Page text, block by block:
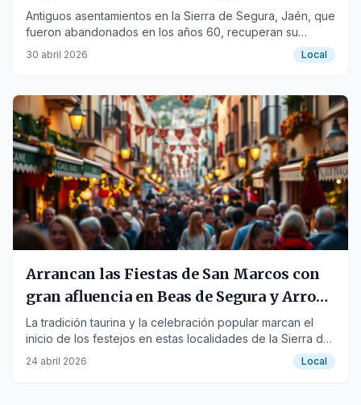
Antiguos asentamientos en la Sierra de Segura, Jaén, que
fueron abandonados en los años 60, recuperan su
esencia a través de experiencias turísticas y culinarias.
30 abril 2026 Local
Arrancan las Fiestas de San Marcos con
gran afluencia en Beas de Segura y Arroyo
del Ojanco
La tradición taurina y la celebración popular marcan el
inicio de los festejos en estas localidades de la Sierra de
Segura.
24 abril 2026 Local